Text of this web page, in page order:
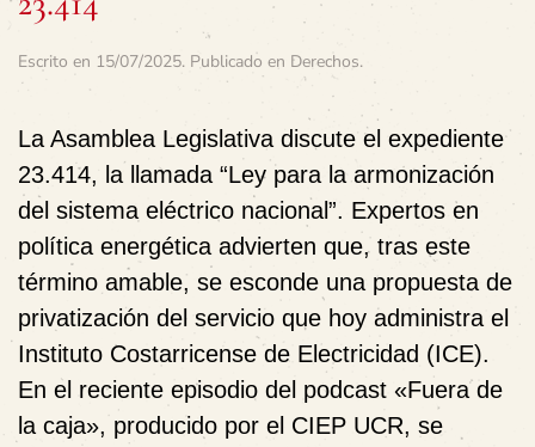
Escrito en 15/07/2025. Publicado en Derechos.
La Asamblea Legislativa discute el expediente
23.414, la llamada “Ley para la armonización
del sistema eléctrico nacional”. Expertos en
política energética advierten que, tras este
término amable, se esconde una propuesta de
privatización del servicio que hoy administra el
Instituto Costarricense de Electricidad (ICE).
En el reciente episodio del podcast «Fuera de
la caja», producido por el CIEP UCR, se